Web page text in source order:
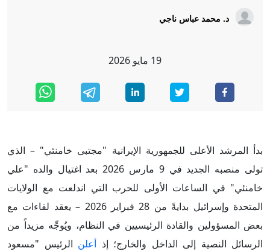
د. محمد عباس ناجي
19 مايو 2026
بدأ المرشد الأعلى للجمهورية الإيرانية "مجتبى خامنئي" – الذي
تولى منصبه الجديد في 9 مارس 2026 بعد اغتيال والده "علي
خامنئي" في الساعات الأولى للحرب التي اندلعت مع الولايات
المتحدة وإسرائيل بدايةً من 28 فبراير 2026 – يعقد لقاءات مع
بعض المسؤولين والقادة الرئيسيين في النظام، ويُوجِّه مزيداً من
الرسائل النصية إلى الداخل والخارج؛ إذ أعلن الرئيس "مسعود